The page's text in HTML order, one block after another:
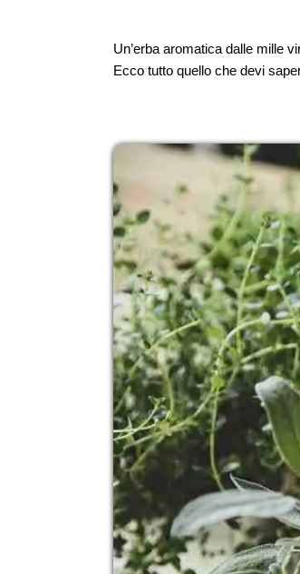
Un’erba aromatica dalle mille
Ecco tutto quello che devi